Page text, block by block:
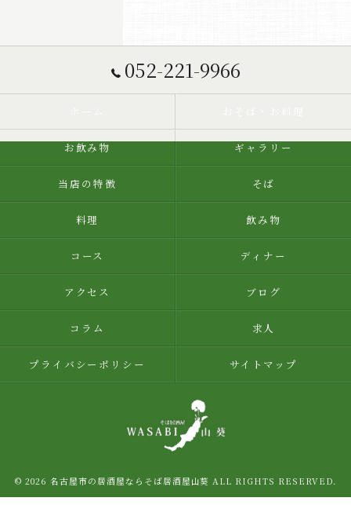
052-221-9966
お飲み物 ギャラリー
当店の特徴 そば
料理 飲み物
コース ディナー
アクセス ブログ
コラム 求人
プライバシーポリシー サイトマップ
© 2026 名古屋市の居酒屋ならそば居酒屋山葵 ALL RIGHTS RESERVED.